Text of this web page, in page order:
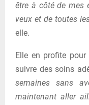
être à côté de mes
veux et de toutes
elle.
Elle en profite
suivre des soins
semaines sans
maintenant aller